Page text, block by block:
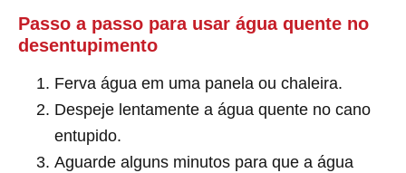
Passo a passo para usar água quente no
desentupimento
Ferva água em uma panela ou chaleira.
Despeje lentamente a água quente no cano
entupido.
Aguarde alguns minutos para que a água